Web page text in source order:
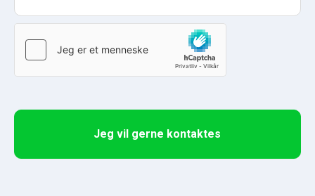
t
s
i
l
Jeg vil gerne kontaktes